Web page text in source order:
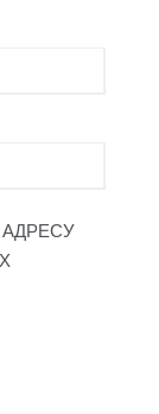
АДРЕСУ